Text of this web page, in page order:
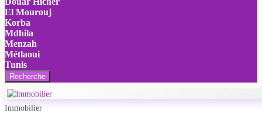
El Mourouj
Korba
Mdhila
Menzah
Métlaoui
Tunis
Recherche
Immobilier